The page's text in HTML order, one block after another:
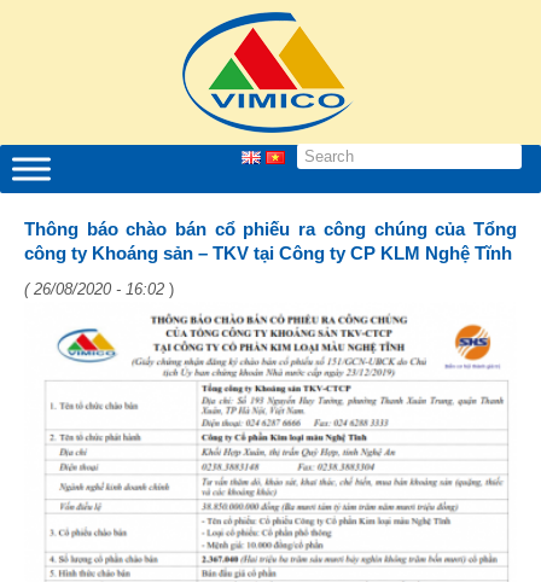
Thông báo chào bán cổ phiếu ra công chúng của Tổng
công ty Khoáng sản – TKV tại Công ty CP KLM Nghệ Tĩnh
( 26/08/2020 - 16:02 )